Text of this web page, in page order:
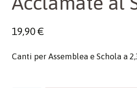
19,90€
Canti per Assemblea e Schola a